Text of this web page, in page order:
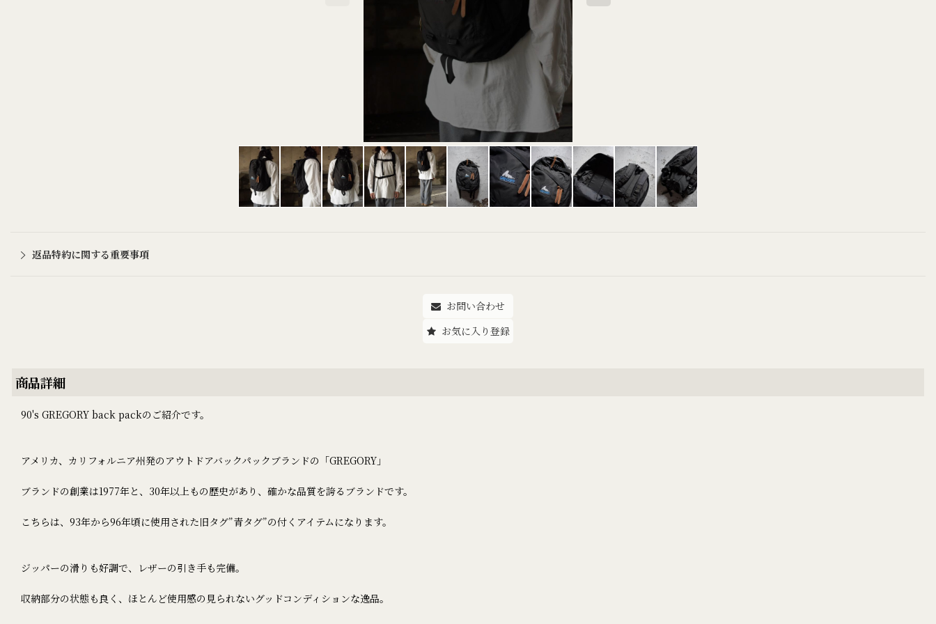
返品特約に関する重要事項
お問い合わせ
お気に入り登録
商品詳細
90's GREGORY back packのご紹介です。
アメリカ、カリフォルニア州発のアウトドアバックパックブランドの「GREGORY」
ブランドの創業は1977年と、30年以上もの歴史があり、確かな品質を誇るブランドです。
こちらは、93年から96年頃に使用された旧タグ”青タグ”の付くアイテムになります。
ジッパーの滑りも好調で、レザーの引き手も完備。
収納部分の状態も良く、ほとんど使用感の見られないグッドコンディションな逸品。